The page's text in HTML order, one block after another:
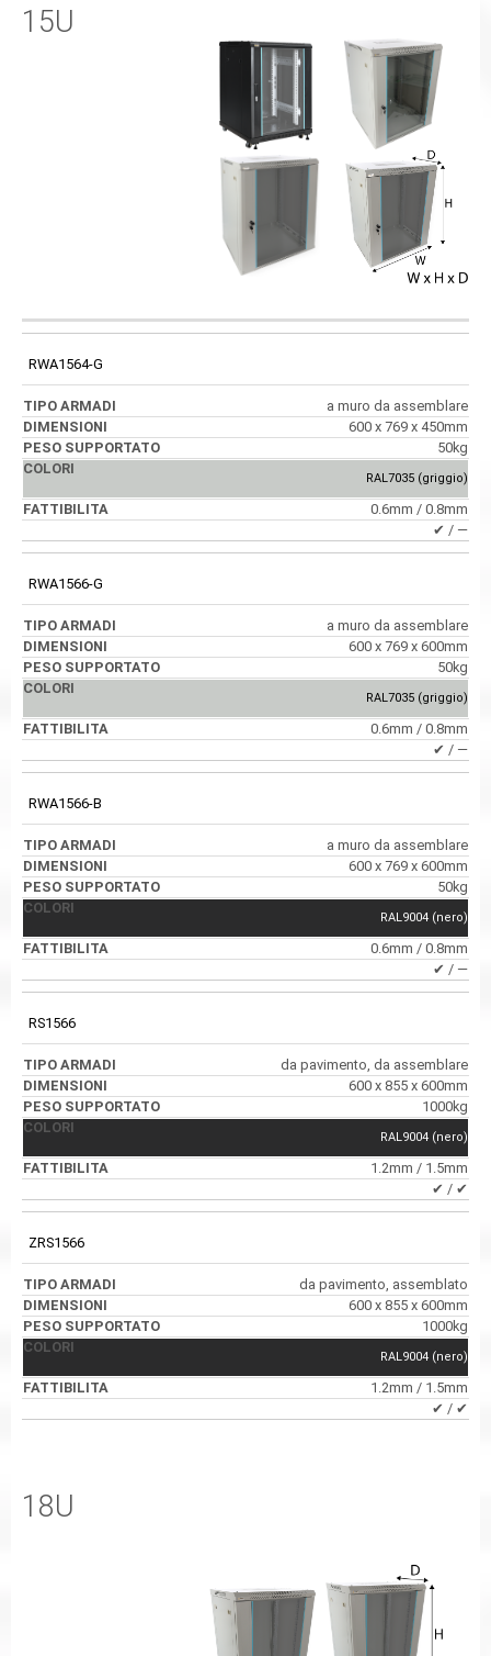
15U
PESO
SUPPORTATO
RWA1564-G
a muro da assemblare
600 x 769 x 450mm
50kg
RAL7035 (griggio)
0.6mm / 0.8mm
✔ / ―
RWA1566-G
a muro da assemblare
600 x 769 x 600mm
50kg
RAL7035 (griggio)
0.6mm / 0.8mm
✔ / ―
RWA1566-B
a muro da assemblare
600 x 769 x 600mm
50kg
RAL9004 (nero)
0.6mm / 0.8mm
✔ / ―
RS1566
da pavimento, da assemblare
600 x 855 x 600mm
1000kg
RAL9004 (nero)
1.2mm / 1.5mm
✔ / ✔
ZRS1566
da pavimento, assemblato
600 x 855 x 600mm
1000kg
RAL9004 (nero)
1.2mm / 1.5mm
✔ / ✔
18U